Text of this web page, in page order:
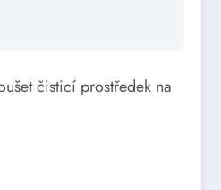
čisticí prostředek na